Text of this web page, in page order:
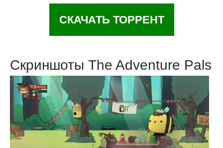
СКАЧАТЬ ТОРРЕНТ
Скриншоты The Adventure Pals